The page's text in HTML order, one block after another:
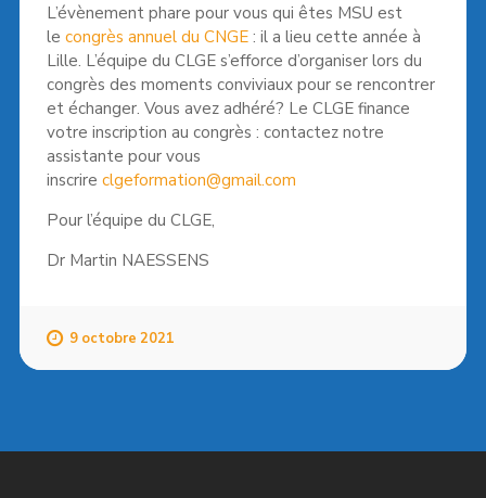
L’évènement phare pour vous qui êtes MSU est
le congrès annuel du CNGE: il a lieu cette année à
Lille. L’équipe du CLGE s’efforce d’organiser lors du
congrès des moments conviviaux pour se rencontrer
et échanger. Vous avez adhéré? Le CLGE finance
votre inscription au congrès : contactez notre
assistante pour vous
inscrire clgeformation@gmail.com
Pour l’équipe du CLGE,
Dr Martin NAESSENS
9 octobre 2021